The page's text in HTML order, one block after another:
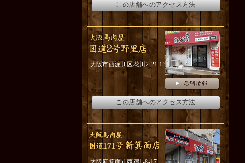
この店舗へのアクセス方法
大阪市西淀川区花川2-21-13
この店舗へのアクセス方法
大阪府箕面市西宿1-8-17